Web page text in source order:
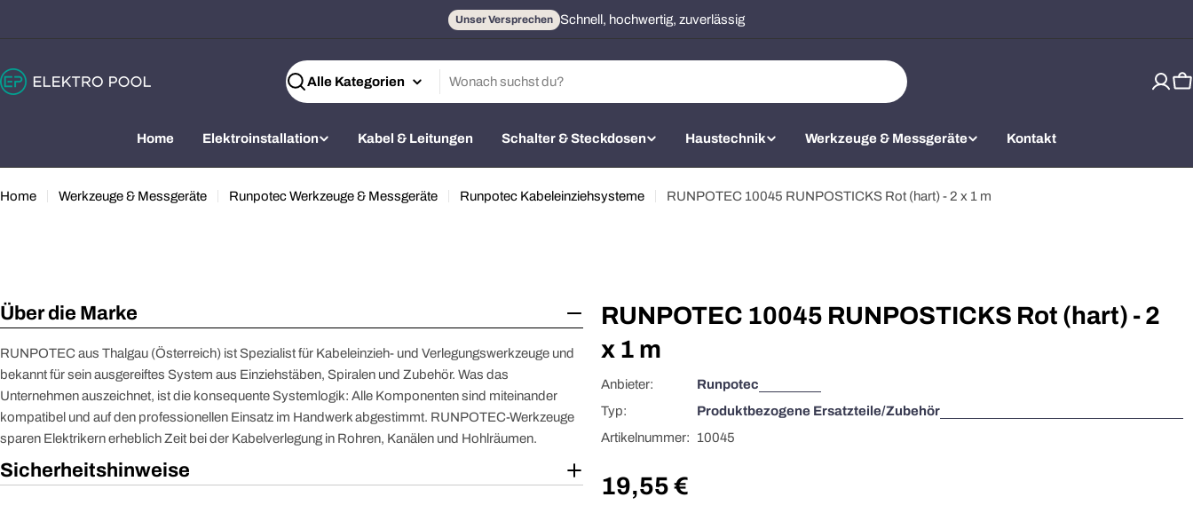
Unser Versprechen Schnell, hochwertig, zuverlässig
Suchen
Home Elektroinstallation Kabel & Leitungen Schalter & Steckdosen Haustechnik Werkzeuge & Messgeräte Kontakt
Home Werkzeuge & Messgeräte Runpotec Werkzeuge & Messgeräte Runpotec Kabeleinziehsysteme RUNPOTEC 10045 RUNPOSTICKS Rot (hart) - 2 x 1 m
Über die Marke
RUNPOTEC aus Thalgau (Österreich) ist Spezialist für Kabeleinzieh- und Verlegungswerkzeuge und
bekannt für sein ausgereiftes System aus Einziehstäben, Spiralen und Zubehör. Was das
Unternehmen auszeichnet, ist die konsequente Systemlogik: Alle Komponenten sind miteinander
kompatibel und auf den professionellen Einsatz im Handwerk abgestimmt. RUNPOTEC-Werkzeuge
sparen Elektrikern erheblich Zeit bei der Kabelverlegung in Rohren, Kanälen und Hohlräumen.
Sicherheitshinweise
RUNPOTEC 10045 RUNPOSTICKS Rot (hart) - 2
x 1 m
Anbieter:
Runpotec
Typ:
Produktbezogene Ersatzteile/Zubehör
Artikelnummer:
10045
Regulärer
19,55 €